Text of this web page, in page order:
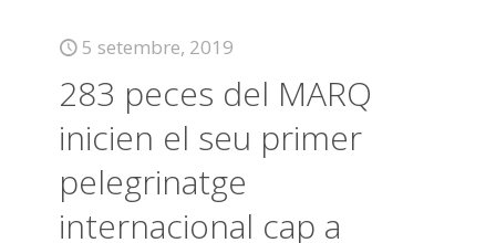
5 setembre, 2019
283 peces del MARQ
inicien el seu primer
pelegrinatge
internacional cap a